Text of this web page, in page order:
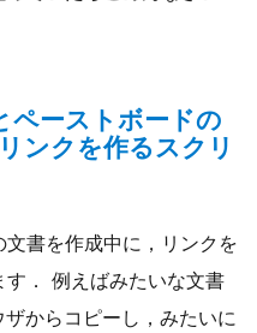
ペーストボードの
ンクを作るスクリ
書を作成中に，リンクを
． 例えばみたいな文書
からコピーし，みたいに